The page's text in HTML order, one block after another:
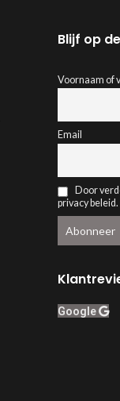
Blijf op
Voornaam of
Email
Door
privacy beleid.
Google